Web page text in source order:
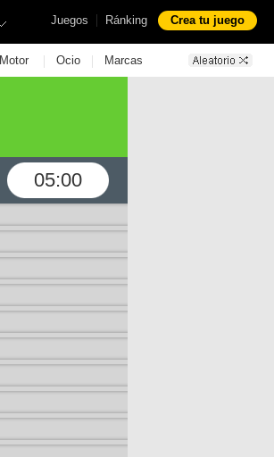
Juegos | Ránking Crea tu juego
Motor | Ocio | Marcas
05:00